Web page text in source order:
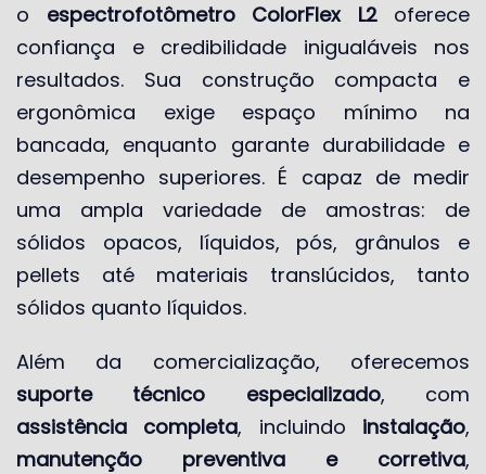
o espectrofotômetro ColorFlex L2oferece
confiança e credibilidade inigualáveis nos
resultados. Sua construção compacta e
ergonômica exige espaço mínimo na
bancada, enquanto garante durabilidade e
desempenho superiores. É capaz de medir
uma ampla variedade de amostras: de
sólidos opacos, líquidos, pós, grânulos e
pellets até materiais translúcidos, tanto
sólidos quanto líquidos.
Além da comercialização, oferecemos
suporte técnico especializado, com
assistência completa, incluindo instalação,
manutenção preventiva e corretiva,